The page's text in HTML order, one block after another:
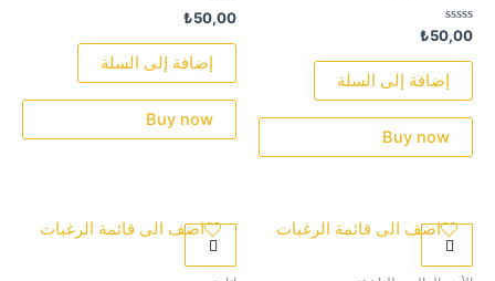
تم
التقييم
0
₺50,00
إضافة إلى السلة
Buy now
تم
التقييم
0
₺50,00
إضافة إلى السلة
Buy now
اضف الى قائمة الرغبات اضف الى قائمة الرغبات